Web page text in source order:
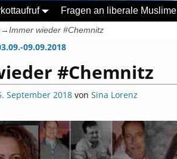
Fragen an liberale Muslime
→Immer wieder #Chemnitz
09.09.2018
#Chemnitz
September 2018 von Sina Lorenz